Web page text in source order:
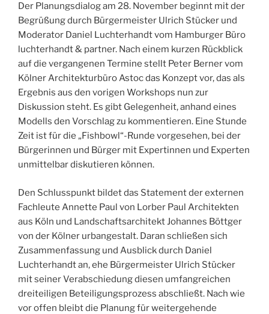
Der Planungsdialog am 28. November beginnt mit der
Begrüßung durch Bürgermeister Ulrich Stücker und
Moderator Daniel Luchterhandt vom Hamburger Büro
luchterhandt & partner. Nach einem kurzen Rückblick
auf die vergangenen Termine stellt Peter Berner vom
Kölner Architekturbüro Astoc das Konzept vor, das als
Ergebnis aus den vorigen Workshops nun zur
Diskussion steht. Es gibt Gelegenheit, anhand eines
Modells den Vorschlag zu kommentieren. Eine Stunde
Zeit ist für die „Fishbowl“-Runde vorgesehen, bei der
Bürgerinnen und Bürger mit Expertinnen und Experten
unmittelbar diskutieren können.
Den Schlusspunkt bildet das Statement der externen
Fachleute Annette Paul von Lorber Paul Architekten
aus Köln und Landschaftsarchitekt Johannes Böttger
von der Kölner urbangestalt. Daran schließen sich
Zusammenfassung und Ausblick durch Daniel
Luchterhandt an, ehe Bürgermeister Ulrich Stücker
mit seiner Verabschiedung diesen umfangreichen
dreiteiligen Beteiligungsprozess abschließt. Nach wie
vor offen bleibt die Planung für weitergehende